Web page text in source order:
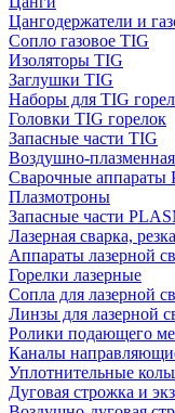
Цангодержатели и
Сопло газовое TIG
Изоляторы TIG
Заглушки TIG
Наборы для TIG
Головки TIG горелок
Запасные части TIG
Воздушно-
Сварочные
Плазмотроны
Запасные части
Лазерная сварка,
Аппараты лазерной
Горелки лазерные
Сопла для лазерной
Линзы для лазерной
Ролики подающего
Каналы
Уплотнительные
Дуговая строжка и